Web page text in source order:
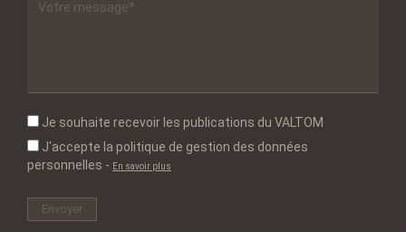
Je souhaite recevoir les publications du VALTOM
J'accepte la politique de gestion des données
personnelles - En savoir plus